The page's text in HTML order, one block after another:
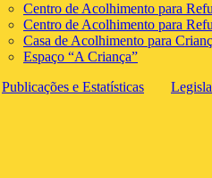
Centro de Acolhimento para
Centro de Acolhimento para
Casa de Acolhimento para
Espaço “A Criança”
Publicações e Estatísticas